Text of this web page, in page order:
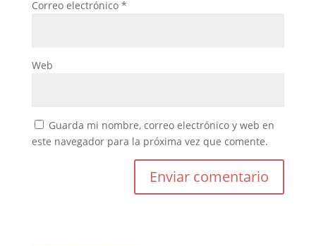
Correo electrónico *
Web
Guarda mi nombre, correo electrónico y web en
este navegador para la próxima vez que comente.